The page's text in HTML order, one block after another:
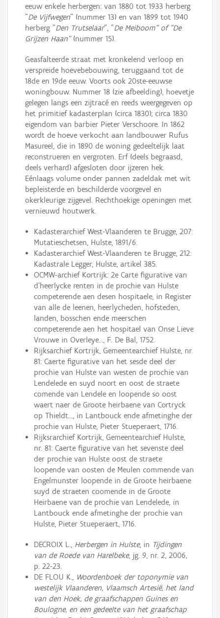
eeuw enkele herbergen: van 1880 tot 1933 herberg
"De Vijfwegen" (nummer 13) en van 1899 tot 1940
herberg "Den Trutselaar", "De Meiboom" of "De
Grijzen Haan" (nummer 15).
Geasfalteerde straat met kronkelend verloop en
verspreide hoevebebouwing, teruggaand tot de
18de en 19de eeuw. Voorts ook 20ste-eeuwse
woningbouw. Nummer 18 (zie afbeelding), hoevetje
gelegen langs een zijtracé en reeds weergegeven op
het primitief kadasterplan (circa 1830); circa 1830
eigendom van barbier Pieter Verschoore. In 1862
wordt de hoeve verkocht aan landbouwer Rufus
Masureel, die in 1890 de woning gedeeltelijk laat
reconstrueren en vergroten. Erf (deels begraasd,
deels verhard) afgesloten door ijzeren hek.
Eénlaags volume onder pannen zadeldak met wit
bepleisterde en beschilderde voorgevel en
okerkleurige zijgevel. Rechthoekige openingen met
vernieuwd houtwerk.
Kadasterarchief West-Vlaanderen te Brugge, 207:
Mutatieschetsen, Hulste, 1891/6.
Kadasterarchief West-Vlaanderen te Brugge, 212:
Kadastrale Legger, Hulste, artikel 385.
OCMW-archief Kortrijk: 2e Carte figurative van
d’heerlycke renten in de prochie van Hulste
competerende aen desen hospitaele, in Register
van alle de leenen, heerlycheden, hofsteden,
landen, bosschen ende meerschen
competerende aen het hospitael van Onse Lieve
Vrouwe in Overleye..., F. De Bal, 1752.
Rijksarchief Kortrijk, Gemeentearchief Hulste, nr.
81: Caerte figurative van het sesde deel der
prochie van Hulste van westen de prochie van
Lendelede en suyd noort en oost de straete
comende van Lendele en loopende so oost
waert naer de Groote heirbaene van Cortryck
op Thieldt..., in Lantbouck ende afmetinghe der
prochie van Hulste, Pieter Stueperaert, 1716.
Rijksrarchief Kortrijk, Gemeentearchief Hulste,
nr. 81: Caerte figurative van het sevenste deel
der prochie van Hulste oost de straete
loopende van oosten de Meulen commende van
Engelmunster loopende in de Groote heirbaene
suyd de straeten coomende in de Groote
Heirbaene van de prochie van Lendelede, in
Lantbouck ende afmetinghe der prochie van
Hulste, Pieter Stueperaert, 1716.
DECROIX L., Herbergen in Hulste, in Tijdingen
van de Roede van Harelbeke, jg. 9, nr. 2, 2006,
p. 22-23.
DE FLOU K., Woordenboek der toponymie van
westelijk Vlaanderen, Vlaamsch Artesië, het land
van den Hoek, de graafschappen Guines en
Boulogne, en een gedeelte van het graafschap